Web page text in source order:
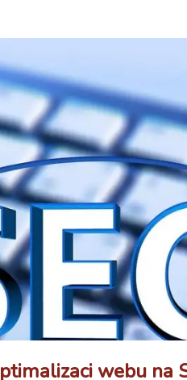
webu na